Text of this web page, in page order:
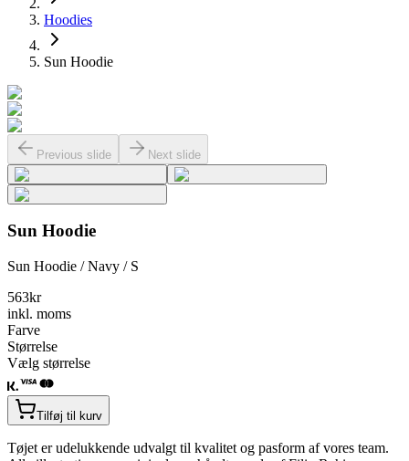
Hoodies
Sun Hoodie
Previous slide Next slide
Sun Hoodie
Sun Hoodie / Navy / S
563kr
inkl. moms
Farve
Størrelse
Vælg størrelse
Tilføj til kurv
Tøjet er udelukkende udvalgt til kvalitet og pasform af vores team.